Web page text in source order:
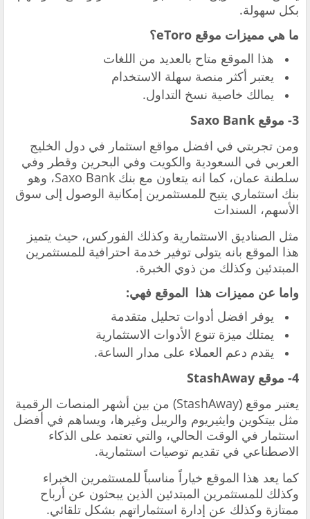
بكل سهولة.
ما هي مميزات موقع eToro؟
هذا الموقع متاح بالعديد من اللغات
يعتبر أكثر منصة سهلة الاستخدام
يمالك خاصية نسخ التداول.
3- موقع Saxo Bank
ومن تجربتي في افضل مواقع استثمار في دول الخليج
العربي في السعودية والكويت وفي البحرين وقطر وفي
سلطنة عمان، كما انه يتعاون مع بنك Saxo Bank، وهو
بنك استثماري يتيح للمستثمرين إمكانية الوصول إلى سوق
الأسهم، السندات
مثل الصناديق الاستثمارية وكذلك الفوركس، حيث يتميز
هذا الموقع بانه يتولى توفير خدمة احترافية للمستثمرين
المبتدئين وكذلك من ذوي الخبرة.
واما عن مميزات هذا الموقع فهي:
يوفر افضل أدوات تحليل متقدمة
يمتلك ميزة تنوع الأدوات الاستثمارية
يقدم دعم العملاء على مدار الساعة.
4- موقع StashAway
يعتبر موقع (StashAway) من بين أشهر المنصات الرقمية
مثل بيتكوين وايثيريوم والريبل وغيرها، ويساهم في أفضل
استثمار في الوقت الحالي، والتي تعتمد على الذكاء
الاصطناعي في تقديم توصيات استثمارية.
كما يعد هذا الموقع خياراً مناسباً للمستثمرين الخبراء
وكذلك للمستثمرين المبتدئين الذين يبحثون عن أرباح
ممتازة وكذلك عن إدارة استثماراتهم بشكل تلقائي.